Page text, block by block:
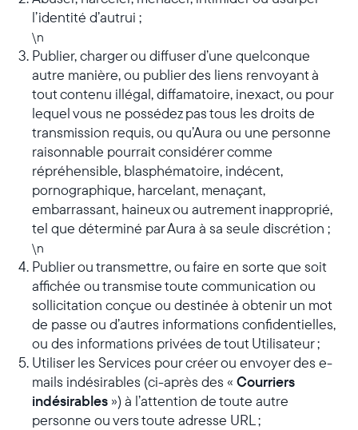
l’identité d’autrui ;
\n
Publier, charger ou diffuser d’une quelconque
autre manière, ou publier des liens renvoyant à
tout contenu illégal, diffamatoire, inexact, ou pour
lequel vous ne possédez pas tous les droits de
transmission requis, ou qu’Aura ou une personne
raisonnable pourrait considérer comme
répréhensible, blasphématoire, indécent,
pornographique, harcelant, menaçant,
embarrassant, haineux ou autrement inapproprié,
tel que déterminé par Aura à sa seule discrétion ;
\n
Publier ou transmettre, ou faire en sorte que soit
affichée ou transmise toute communication ou
sollicitation conçue ou destinée à obtenir un mot
de passe ou d’autres informations confidentielles,
ou des informations privées de tout Utilisateur ;
Utiliser les Services pour créer ou envoyer des e-
mails indésirables (ci-après des « Courriers
indésirables ») à l’attention de toute autre
personne ou vers toute adresse URL ;